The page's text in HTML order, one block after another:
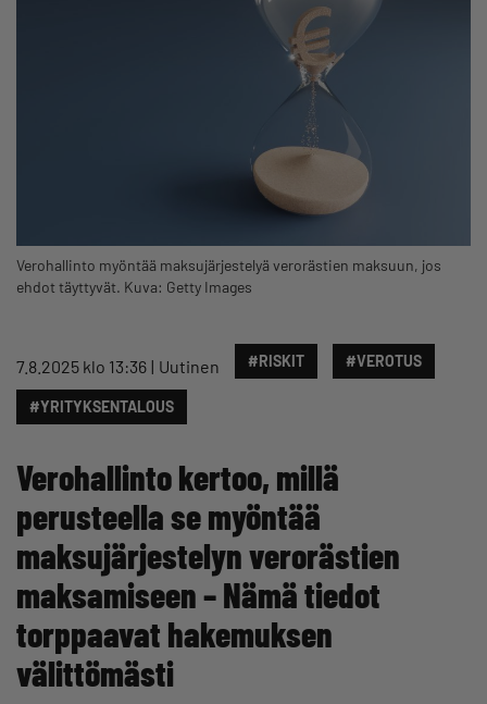
Verohallinto myöntää maksujärjestelyä verorästien maksuun, jos
ehdot täyttyvät. Kuva: Getty Images
7.8.2025 klo 13:36 Uutinen #RISKIT #VEROTUS
#YRITYKSENTALOUS
Verohallinto kertoo, millä
perusteella se myöntää
maksujärjestelyn verorästien
maksamiseen – Nämä tiedot
torppaavat hakemuksen
välittömästi